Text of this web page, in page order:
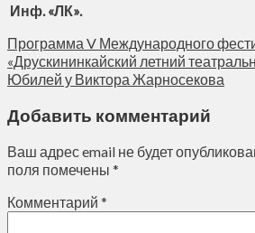
Инф. «ЛК».
Программа V Международного
«Друскининкайский летний
Юбилей у Виктора Жарносекова
Добавить комментарий
Ваш адрес email не будет
поля помечены *
Комментарий *